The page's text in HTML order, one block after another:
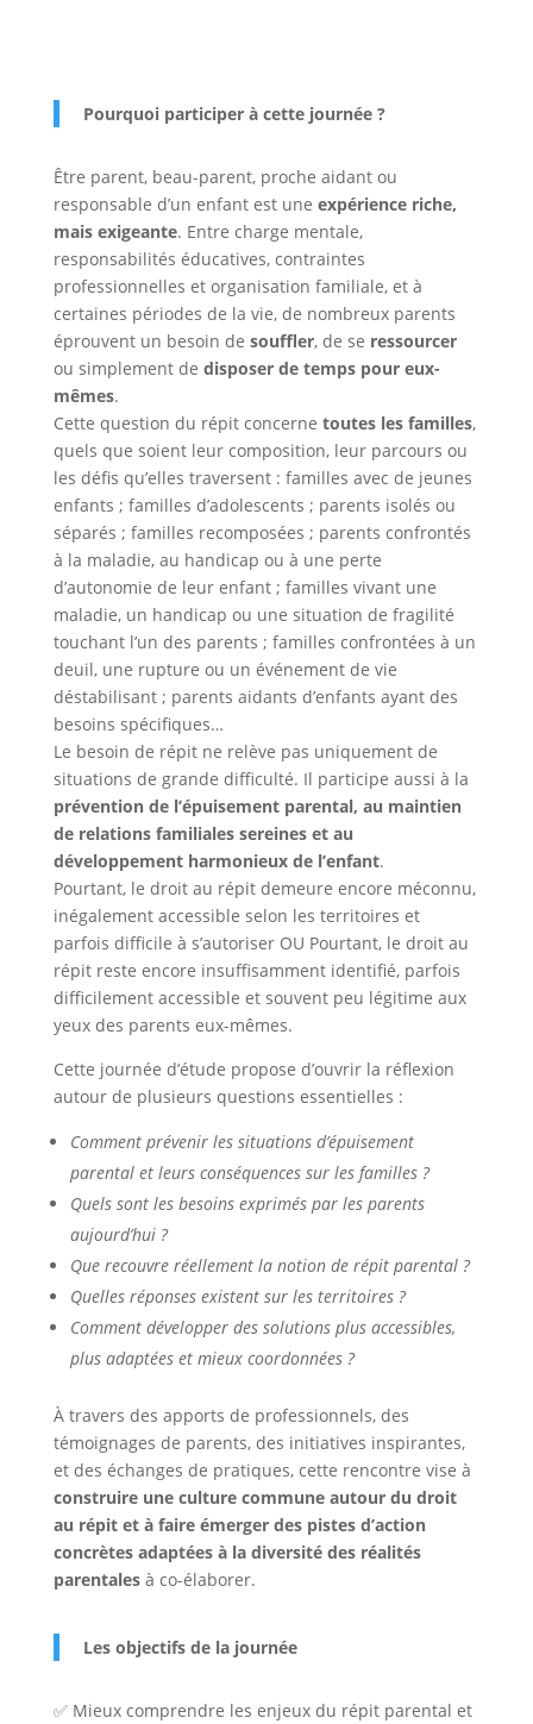
Pourquoi participer à cette journée ?
Être parent, beau-parent, proche aidant ou
responsable d’un enfant est une expérience riche,
mais exigeante. Entre charge mentale,
responsabilités éducatives, contraintes
professionnelles et organisation familiale, et à
certaines périodes de la vie, de nombreux parents
éprouvent un besoin de souffler, de se ressourcer
ou simplement de disposer de temps pour eux-
mêmes.
Cette question du répit concerne toutes les familles,
quels que soient leur composition, leur parcours ou
les défis qu’elles traversent : familles avec de jeunes
enfants ; familles d’adolescents ; parents isolés ou
séparés ; familles recomposées ; parents confrontés
à la maladie, au handicap ou à une perte
d’autonomie de leur enfant ; familles vivant une
maladie, un handicap ou une situation de fragilité
touchant l’un des parents ; familles confrontées à un
deuil, une rupture ou un événement de vie
déstabilisant ; parents aidants d’enfants ayant des
besoins spécifiques…
Le besoin de répit ne relève pas uniquement de
situations de grande difficulté. Il participe aussi à la
prévention de l’épuisement parental, au maintien
de relations familiales sereines et au
développement harmonieux de l’enfant.
Pourtant, le droit au répit demeure encore méconnu,
inégalement accessible selon les territoires et
parfois difficile à s’autoriser OU Pourtant, le droit au
répit reste encore insuffisamment identifié, parfois
difficilement accessible et souvent peu légitime aux
yeux des parents eux-mêmes.
Cette journée d’étude propose d’ouvrir la réflexion
autour de plusieurs questions essentielles :
Comment prévenir les situations d’épuisement
parental et leurs conséquences sur les familles ?
Quels sont les besoins exprimés par les parents
aujourd’hui ?
Que recouvre réellement la notion de répit parental ?
Quelles réponses existent sur les territoires ?
Comment développer des solutions plus accessibles,
plus adaptées et mieux coordonnées ?
À travers des apports de professionnels, des
témoignages de parents, des initiatives inspirantes,
et des échanges de pratiques, cette rencontre vise à
construire une culture commune autour du droit
au répit et à faire émerger des pistes d’action
concrètes adaptées à la diversité des réalités
parentalesà co-élaborer.
Les objectifs de la journée
✅ Mieux comprendre les enjeux du répit parental et